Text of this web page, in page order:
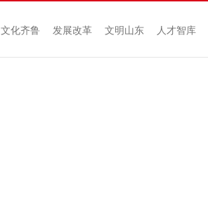
文化齐鲁 发展改革 文明山东 人才智库